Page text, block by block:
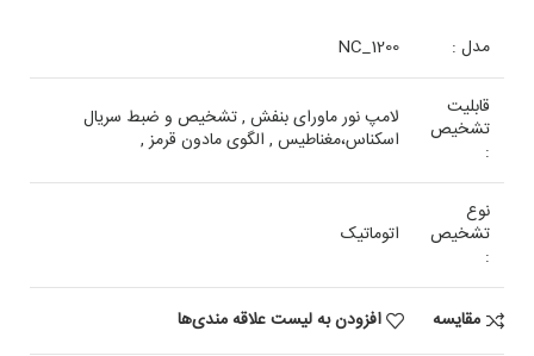
مدل : NC_1200
قابلیت
تشخیص
:
لامپ نور ماورای بنفش , تشخیص و ضبط سریال
اسکناس،مغناطیس , الگوی مادون قرمز ,
نوع
تشخیص
:
اتوماتیک
مقایسه افزودن به لیست علاقه مندی‌ها